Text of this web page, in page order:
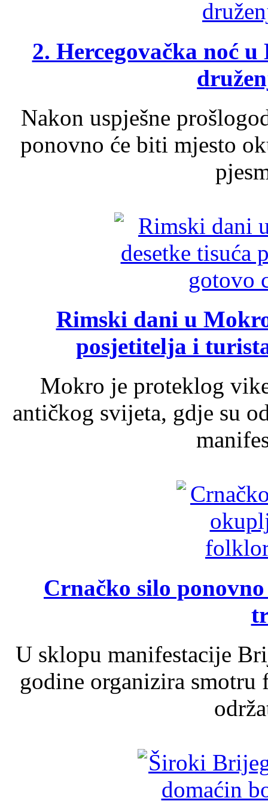
2. Hercegovačka noć
Nakon uspješne
ponovno će biti mjesto
Rimski dani u
posjetitelja i
Mokro je proteklog
antičkog svijeta, gdje su
Crnačko silo
U sklopu manifestacije
godine organizira